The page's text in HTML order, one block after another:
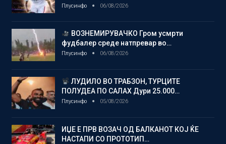
Плусинфо 06/08/2026
ВОЗНЕМИРУВАЧКО Гром усмрти
фудбалер среде натпревар во…
Плусинфо 06/08/2026
ЛУДИЛО ВО ТРАБЗОН, ТУРЦИТЕ
ПОЛУДЕА ПО САЛАХ Дури 25.000…
Плусинфо 05/08/2026
ИЏЕ Е ПРВ ВОЗАЧ ОД БАЛКАНОТ КОЈ ЌЕ
НАСТАПИ СО ПРОТОТИП…